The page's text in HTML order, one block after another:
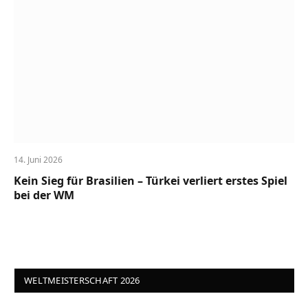
14. Juni 2026
Kein Sieg für Brasilien – Türkei verliert erstes Spiel
bei der WM
WELTMEISTERSCHAFT 2026